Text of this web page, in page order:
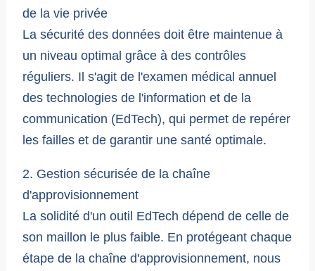
de la vie privée
La sécurité des données doit être maintenue à
un niveau optimal grâce à des contrôles
réguliers. Il s'agit de l'examen médical annuel
des technologies de l'information et de la
communication (EdTech), qui permet de repérer
les failles et de garantir une santé optimale.
2. Gestion sécurisée de la chaîne
d'approvisionnement
La solidité d'un outil EdTech dépend de celle de
son maillon le plus faible. En protégeant chaque
étape de la chaîne d'approvisionnement, nous